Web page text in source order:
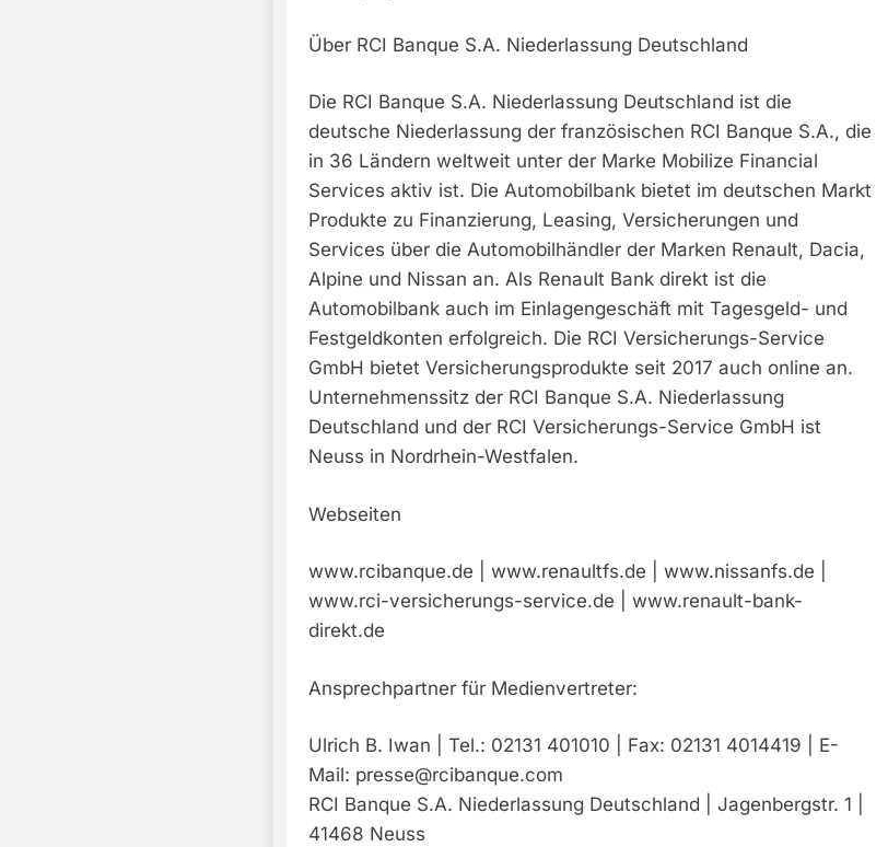
Über RCI Banque S.A. Niederlassung Deutschland
Die RCI Banque S.A. Niederlassung Deutschland ist die
deutsche Niederlassung der französischen RCI Banque S.A., die
in 36 Ländern weltweit unter der Marke Mobilize Financial
Services aktiv ist. Die Automobilbank bietet im deutschen Markt
Produkte zu Finanzierung, Leasing, Versicherungen und
Services über die Automobilhändler der Marken Renault, Dacia,
Alpine und Nissan an. Als Renault Bank direkt ist die
Automobilbank auch im Einlagengeschäft mit Tagesgeld- und
Festgeldkonten erfolgreich. Die RCI Versicherungs-Service
GmbH bietet Versicherungsprodukte seit 2017 auch online an.
Unternehmenssitz der RCI Banque S.A. Niederlassung
Deutschland und der RCI Versicherungs-Service GmbH ist
Neuss in Nordrhein-Westfalen.
Webseiten
www.rcibanque.de | www.renaultfs.de | www.nissanfs.de |
www.rci-versicherungs-service.de | www.renault-bank-
direkt.de
Ansprechpartner für Medienvertreter:
Ulrich B. Iwan | Tel.: 02131 401010 | Fax: 02131 4014419 | E-
Mail: presse@rcibanque.com
RCI Banque S.A. Niederlassung Deutschland | Jagenbergstr. 1 |
41468 Neuss